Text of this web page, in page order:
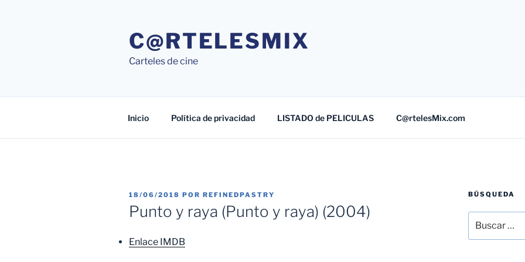
C@RTELESMIX
Carteles de cine
Inicio Política de privacidad LISTADO de PELICULAS C@rtelesMix.com
PUBLICADO
EL
18/06/2018 POR REFINEDPASTRY
Punto y raya (Punto y raya) (2004)
Enlace IMDB
BÚSQUEDA
por: